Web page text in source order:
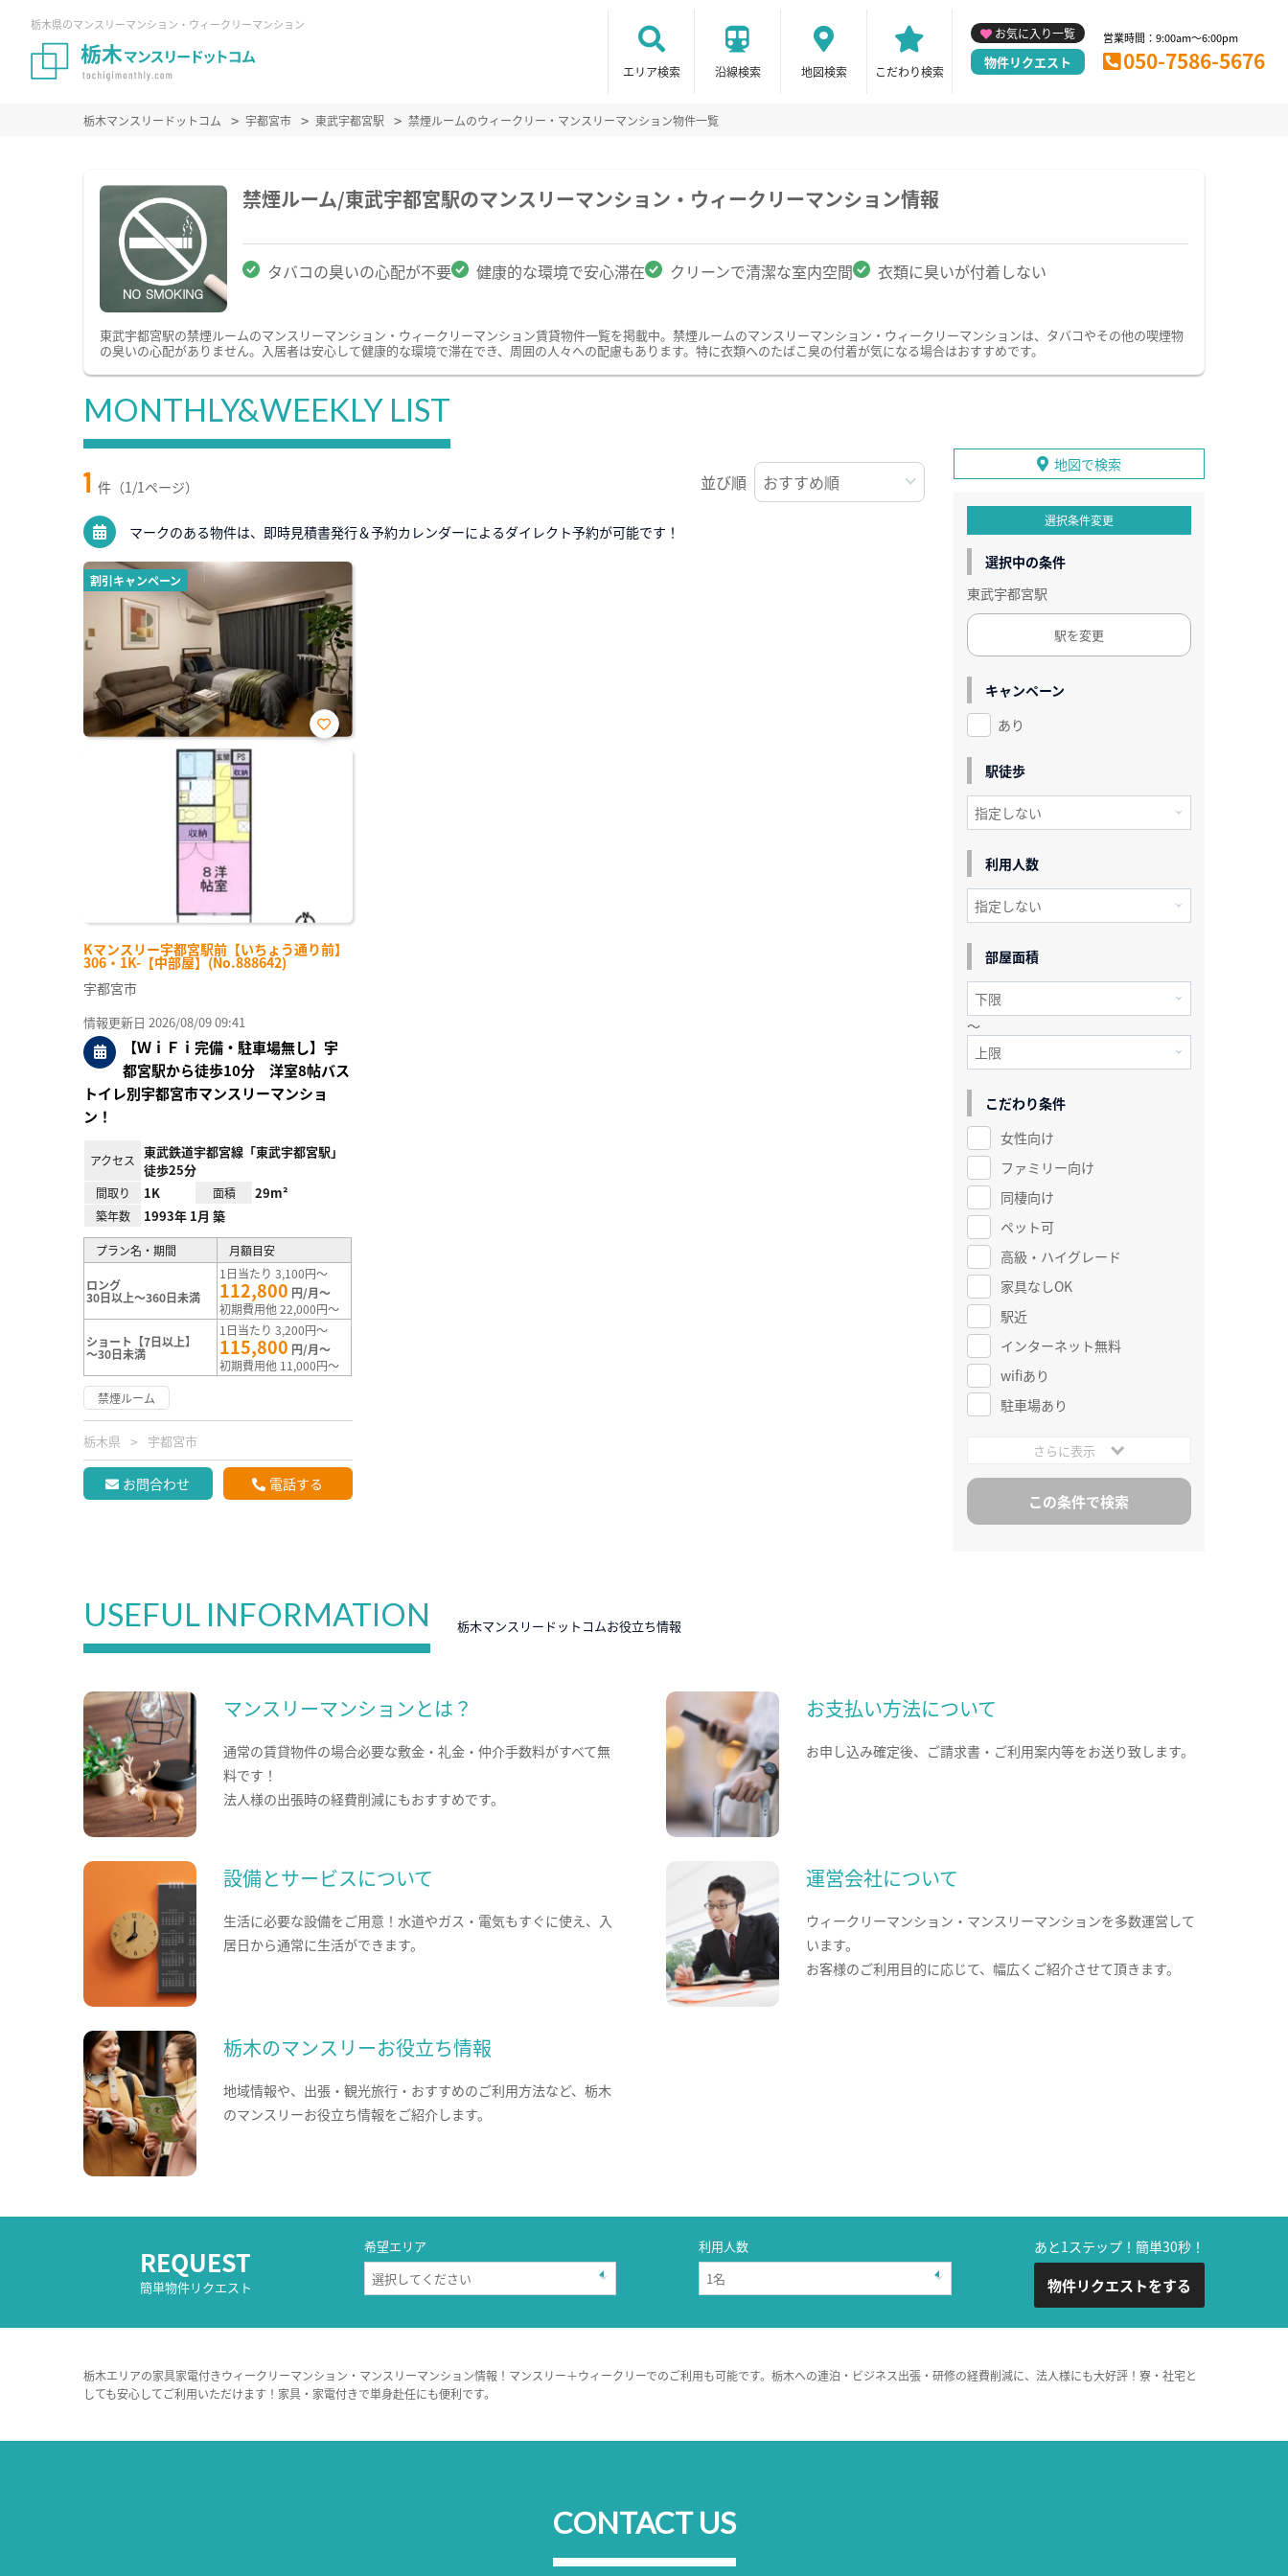
栃木県のマンスリーマンション・ウィークリーマンション
エリア検索 沿線検索 地図検索 こだわり検索
お気に入り一覧
物件リクエスト
営業時間：9:00am～6:00pm
050-7586-5676
栃木マンスリードットコム 宇都宮市 東武宇都宮駅 禁煙ルームのウィークリー・マンスリーマンション物件一覧
禁煙ルーム/東武宇都宮駅のマンスリーマンション・ウィークリーマンション情報
タバコの臭いの心配が不要 健康的な環境で安心滞在 クリーンで清潔な室内空間 衣類に臭いが付着しない
東武宇都宮駅の禁煙ルームのマンスリーマンション・ウィークリーマンション賃貸物件一覧を掲載中。禁煙ルームのマンスリーマンション・ウィークリーマンションは、タバコやその他の喫煙物
の臭いの心配がありません。入居者は安心して健康的な環境で滞在でき、周囲の人々への配慮もあります。特に衣類へのたばこ臭の付着が気になる場合はおすすめです。
MONTHLY&WEEKLY LIST
1 件（1/1ページ） 並び順
マークのある物件は、即時見積書発行＆予約カレンダーによるダイレクト予約が可能です！
割引キャンペーン
Kマンスリー宇都宮駅前【いちょう通り前】
306・1K-【中部屋】(No.888642)
お気
宇都宮市
情報更新日 2026/08/09 09:41
【ＷｉＦｉ完備・駐車場無し】宇
都宮駅から徒歩10分 洋室8帖バス
トイレ別宇都宮市マンスリーマンショ
ン！
アクセス
東武鉄道宇都宮線「東武宇都宮駅」
徒歩25分
間取り 1K 面積 29m²
築年数 1993年 1月 築
プラン名・期間 月額目安
ロング
30日以上～360日未満
1日当たり 3,100円～
112,800 円/月～
初期費用他 22,000円～
ショート【7日以上】
～30日未満
1日当たり 3,200円～
115,800 円/月～
初期費用他 11,000円～
禁煙ルーム
栃木県 宇都宮市
お問合わせ 電話する
地図で検索
選択条件変更
選択中の条件
東武宇都宮駅
駅を変更
キャンペーン
あり
駅徒歩
利用人数
部屋面積
～
こだわり条件
女性向け
ファミリー向け
同棲向け
ペット可
高級・ハイグレード
家具なしOK
駅近
インターネット無料
wifiあり
駐車場あり
さらに表示
USEFUL INFORMATION 栃木マンスリードットコムお役立ち情報
マンスリーマンションとは？
通常の賃貸物件の場合必要な敷金・礼金・仲介手数料がすべて無
料です！
法人様の出張時の経費削減にもおすすめです。
お支払い方法について
お申し込み確定後、ご請求書・ご利用案内等をお送り致します。
設備とサービスについて
生活に必要な設備をご用意！水道やガス・電気もすぐに使え、入
居日から通常に生活ができます。
運営会社について
ウィークリーマンション・マンスリーマンションを多数運営して
います。
お客様のご利用目的に応じて、幅広くご紹介させて頂きます。
栃木のマンスリーお役立ち情報
地域情報や、出張・観光旅行・おすすめのご利用方法など、栃木
のマンスリーお役立ち情報をご紹介します。
REQUEST
簡単物件リクエスト
希望エリア 利用人数 あと1ステップ！簡単30秒！
物件リクエストをする
栃木エリアの家具家電付きウィークリーマンション・マンスリーマンション情報！マンスリー＋ウィークリーでのご利用も可能です。栃木への連泊・ビジネス出張・研修の経費削減に、法人様にも大好評！寮・社宅と
しても安心してご利用いただけます！家具・家電付きで単身赴任にも便利です。
CONTACT US